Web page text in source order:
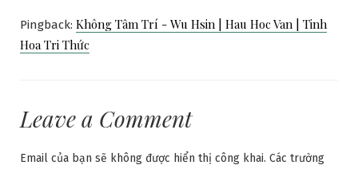
Pingback: Không Tâm Trí - Wu Hsin | Hau Hoc Van | Tinh
Hoa Tri Thức
Leave a Comment
Email của bạn sẽ không được hiển thị công khai. Các trường